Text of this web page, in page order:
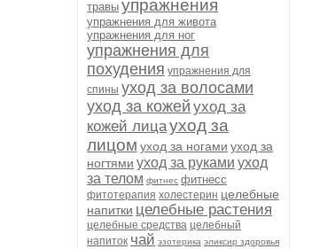
травы упражнения
упражнения для живота
упражнения для ног
упражнения для
похудения упражнения для
спины уход за волосами
уход за кожей уход за
кожей лицауход за
лицом уход за ногами уход за
ногтями уход за руками уход
за телом фитнес фитнесс
фитотерапия холестерин целебные
напитки целебные растения
целебные средства целебный
напиток чай эзотерика эликсир здоровья